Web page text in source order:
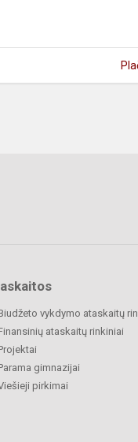
vykdymo ataskaitų
ataskaitų rinkiniai
gimnazijai
pirkimai